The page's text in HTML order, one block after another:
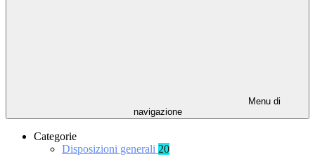
Menu di
navigazione
Categorie
Disposizioni generali 20